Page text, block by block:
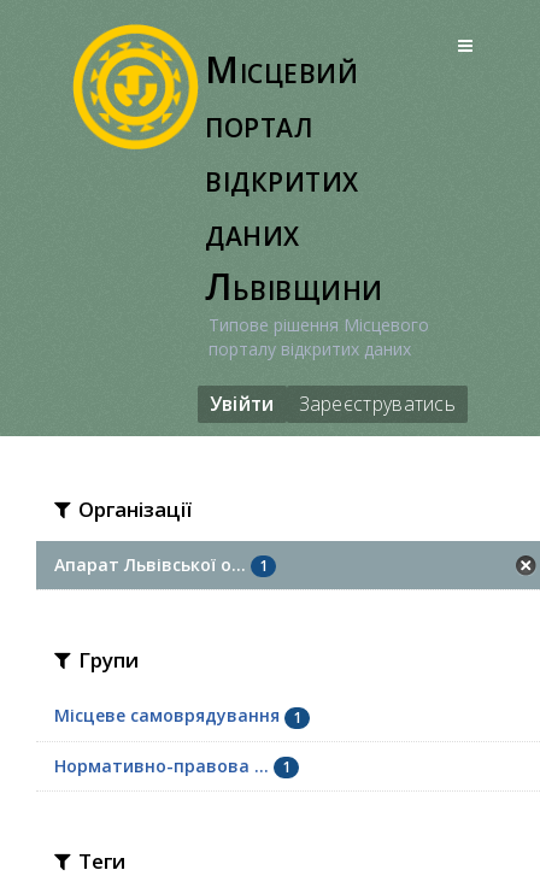
Місцевий
портал
відкритих
даних
Львівщини
Типове рішення Місцевого
порталу відкритих даних
Увійти Зареєструватись
Організації
Апарат Львівської о... 1
Групи
Місцеве самоврядування 1
Нормативно-правова ... 1
Теги